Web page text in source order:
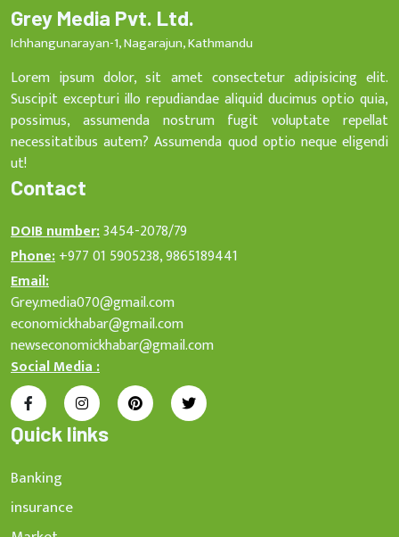
Grey Media Pvt. Ltd.
Ichhangunarayan-1, Nagarajun, Kathmandu
Lorem ipsum dolor, sit amet consectetur adipisicing elit.
Suscipit excepturi illo repudiandae aliquid ducimus optio quia,
possimus, assumenda nostrum fugit voluptate repellat
necessitatibus autem? Assumenda quod optio neque eligendi
ut!
Contact
DOIB number:3454-2078/79
Phone:+977 01 5905238, 9865189441
Email:
Grey.media070@gmail.com
economickhabar@gmail.com
newseconomickhabar@gmail.com
Social Media :
Quick links
Banking
insurance